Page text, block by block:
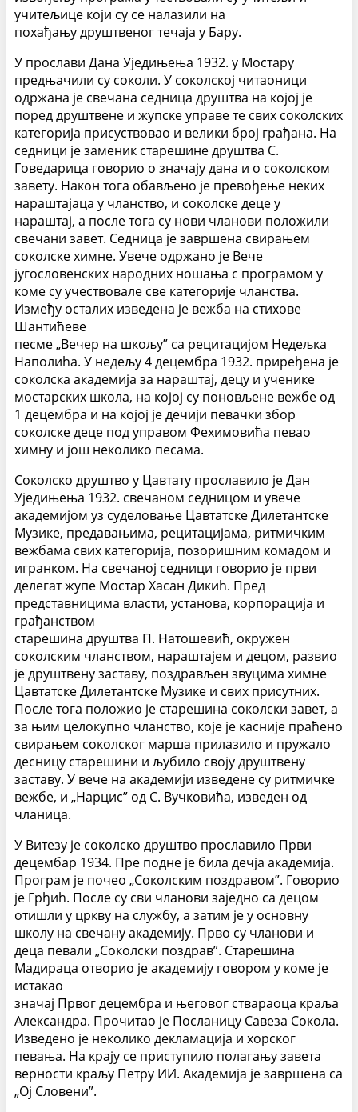
учитељице који су се налазили на
похађању друштвеног течаја у Бару.
У прослави Дана Уједињења 1932. у Мостару
предњачили су соколи. У соколској читаоници
одржана је свечана седница друштва на којој је
поред друштвене и жупске управе те свих соколских
категорија присуствовао и велики број грађана. На
седници је заменик старешине друштва С.
Говедарица говорио о значају дана и о соколском
завету. Након тога обављено је превођење неких
нараштајаца у чланство, и соколске деце у
нараштај, а после тога су нови чланови положили
свечани завет. Седница је завршена свирањем
соколске химне. Увече одржано је Вече
југословенских народних ношања с програмом у
коме су учествовале све категорије чланства.
Између осталих изведена је вежба на стихове
Шантићеве
песме „Вечер на шкољу” са рецитацијом Недељка
Наполића. У недељу 4 децембра 1932. приређена је
соколска академија за нараштај, децу и ученике
мостарских школа, на којој су поновљене вежбе од
1 децембра и на којој је дечији певачки збор
соколске деце под управом Фехимовића певао
химну и још неколико песама.
Соколско друштво у Цавтату прославило је Дан
Уједињења 1932. свечаном седницом и увече
академијом уз суделовање Цавтатске Дилетантске
Музике, предавањима, рецитацијама, ритмичким
вежбама свих категорија, позоришним комадом и
игранком. На свечаној седници говорио је први
делегат жупе Мостар Хасан Дикић. Пред
представницима власти, установа, корпорација и
грађанством
старешина друштва П. Натошевић, окружен
соколским чланством, нараштајем и децом, развио
је друштвену заставу, поздрављен звуцима химне
Цавтатске Дилетантске Музике и свих присутних.
После тога положио је старешина соколски завет, а
за њим целокупно чланство, које је касније праћено
свирањем соколског марша прилазило и пружало
десницу старешини и љубило своју друштвену
заставу. У вече на академији изведене су ритмичке
вежбе, и „Нарцис” од С. Вучковића, изведен од
чланица.
У Витезу је соколско друштво прославило Први
децембар 1934. Пре подне је била дечја академија.
Програм је почео „Соколским поздравом”. Говорио
је Грђић. После су сви чланови заједно са децом
отишли у цркву на службу, а затим је у основну
школу на свечану академију. Прво су чланови и
деца певали „Соколски поздрав”. Старешина
Мадираца отворио је академију говором у коме је
истакао
значај Првог децембра и његовог ствараоца краља
Александра. Прочитао је Посланицу Савеза Сокола.
Изведено је неколико декламација и хорског
певања. На крају се приступило полагању завета
верности краљу Петру ИИ. Академија је завршена са
„Ој Словени”.